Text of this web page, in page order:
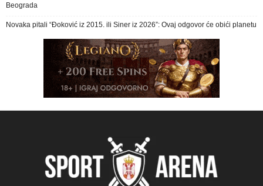
Beograda
Novaka pitali “Đoković iz 2015. ili Siner iz 2026”: Ovaj odgovor će obići planetu